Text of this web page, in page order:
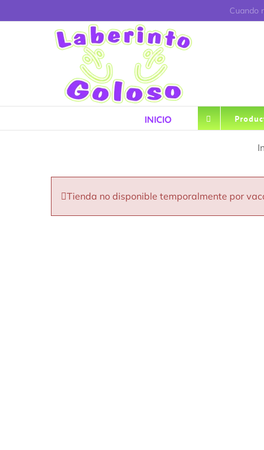
al
Cuando
INICIO
Tienda no disponible temporalmente por